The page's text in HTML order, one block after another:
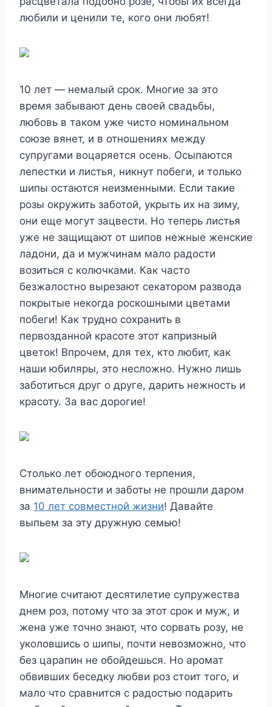
любили и ценили те, кого они любят!
10 лет — немалый срок. Многие за это
время забывают день своей свадьбы,
любовь в таком уже чисто номинальном
союзе вянет, и в отношениях между
супругами воцаряется осень. Осыпаются
лепестки и листья, никнут побеги, и только
шипы остаются неизменными. Если такие
розы окружить заботой, укрыть их на зиму,
они еще могут зацвести. Но теперь листья
уже не защищают от шипов нежные женские
ладони, да и мужчинам мало радости
возиться с колючками. Как часто
безжалостно вырезают секатором развода
покрытые некогда роскошными цветами
побеги! Как трудно сохранить в
первозданной красоте этот капризный
цветок! Впрочем, для тех, кто любит, как
наши юбиляры, это несложно. Нужно лишь
заботиться друг о друге, дарить нежность и
красоту. За вас дорогие!
Столько лет обоюдного терпения,
внимательности и заботы не прошли даром
за 10 лет совместной жизни! Давайте
выпьем за эту дружную семью!
Многие считают десятилетие супружества
днем роз, потому что за этот срок и муж, и
жена уже точно знают, что сорвать розу, не
уколовшись о шипы, почти невозможно, что
без царапин не обойдешься. Но аромат
обвивших беседку любви роз стоит того, и
мало что сравнится с радостью подарить